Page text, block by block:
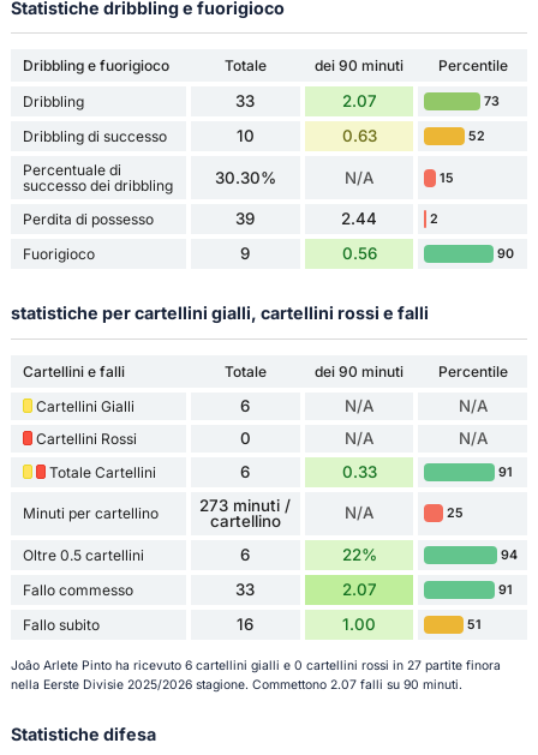
Statistiche dribbling e fuorigioco
Dribbling e fuorigioco Totale dei 90 minuti
Percentile
Dribbling
33 2.07 73
Dribbling di successo 10 0.63 52
Percentuale di
successo dei dribbling
30.30% N/A 15
Perdita di possesso 39 2.44 2
Fuorigioco 9 0.56 90
statistiche per cartellini gialli, cartellini rossi e falli
Cartellini e falli Totale dei 90 minuti
Percentile
Cartellini Gialli
6 N/A N/A
Cartellini Rossi 0 N/A N/A
Totale Cartellini 6 0.33 91
Minuti per cartellino
273 minuti /
cartellino
N/A 25
Oltre 0.5 cartellini 6 22% 94
Fallo commesso 33 2.07 91
Fallo subito 16 1.00 51
Joâo Arlete Pinto ha ricevuto 6 cartellini gialli e 0 cartellini rossi in 27 partite finora
nella Eerste Divisie 2025/2026 stagione. Commettono 2.07 falli su 90 minuti.
Statistiche difesa